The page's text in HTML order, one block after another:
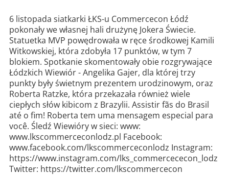
6 listopada siatkarki ŁKS-u Commercecon Łódź
pokonały we własnej hali drużynę Jokera Świecie.
Statuetka MVP powędrowała w ręce środkowej Kamili
Witkowskiej, która zdobyła 17 punktów, w tym 7
blokiem. Spotkanie skomentowały obie rozgrywające
Łódzkich Wiewiór - Angelika Gajer, dla której trzy
punkty były świetnym prezentem urodzinowym, oraz
Roberta Ratzke, która przekazała również wiele
ciepłych słów kibicom z Brazylii. Assistir fãs do Brasil
até o fim! Roberta tem uma mensagem especial para
você. Śledź Wiewióry w sieci: www:
www.lkscommerceconlodz.pl Facebook:
www.facebook.com/lkscommerceconlodz Instagram:
https://www.instagram.com/lks_commercececon_lodz
Twitter: https://twitter.com/lkscommercecon